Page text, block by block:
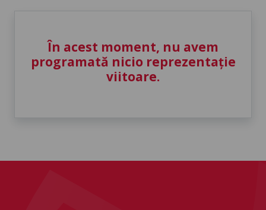
În acest moment, nu avem
programată nicio reprezentație
viitoare.